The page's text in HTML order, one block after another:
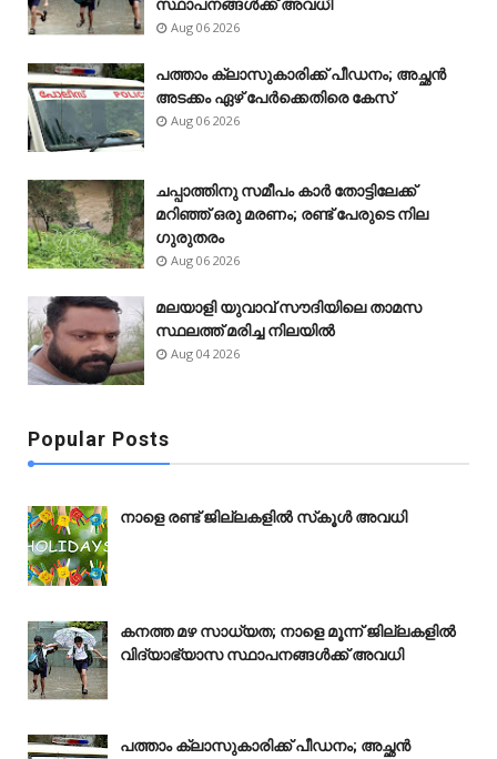
സ്ഥാപനങ്ങൾക്ക് അവധി
Aug 06 2026
പത്താം ക്ലാസുകാരിക്ക് പീഡനം; അച്ഛൻ
അടക്കം ഏഴ് പേർക്കെതിരെ കേസ്
Aug 06 2026
ചപ്പാത്തിനു സമീപം കാർ തോട്ടിലേക്ക്
മറിഞ്ഞ് ഒരു മരണം; രണ്ട് പേരുടെ നില
ഗുരുതരം
Aug 06 2026
മലയാളി യുവാവ് സൗദിയിലെ താമസ
സ്ഥലത്ത് മരിച്ച നിലയിൽ
Aug 04 2026
Popular Posts
നാളെ രണ്ട് ജില്ലകളിൽ സ്‌കൂൾ അവധി
കനത്ത മഴ സാധ്യത; നാളെ മൂന്ന് ജില്ലകളിൽ
വിദ്യാഭ്യാസ സ്ഥാപനങ്ങൾക്ക് അവധി
പത്താം ക്ലാസുകാരിക്ക് പീഡനം; അച്ഛൻ